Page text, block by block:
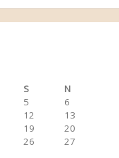
S
N
5
6
12
13
19
20
26
27